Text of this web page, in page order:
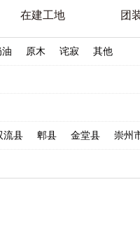
在建工地 团
原木 诧寂 其他
流县 郫县 金堂县 崇州